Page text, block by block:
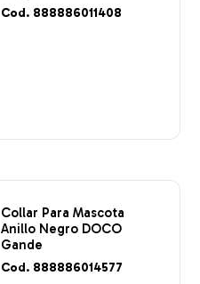
Cod. 888886011408
Collar Para Mascota
Anillo Negro DOCO
Gande
Cod. 888886014577